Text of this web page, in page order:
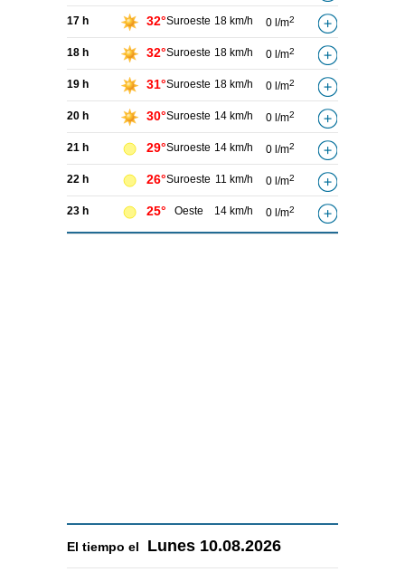
17 h 32°Suroeste 18 km/h 0 l/m2
18 h 32°Suroeste 18 km/h 0 l/m2
19 h 31°Suroeste 18 km/h 0 l/m2
20 h 30°Suroeste 14 km/h 0 l/m2
21 h 29°Suroeste 14 km/h 0 l/m2
22 h 26°Suroeste 11 km/h 0 l/m2
23 h 25° Oeste 14 km/h 0 l/m2
El tiempo el Lunes 10.08.2026